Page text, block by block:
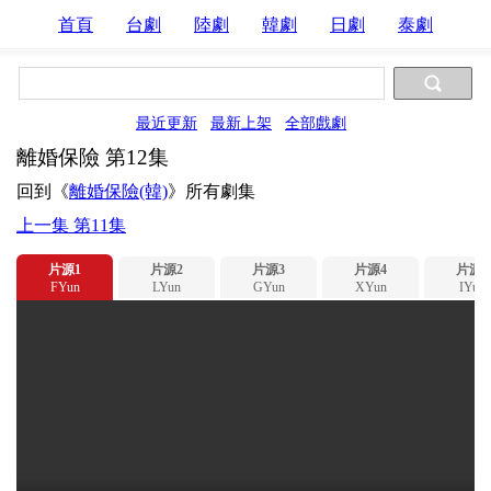
首頁 台劇 陸劇 韓劇 日劇 泰劇
最近更新 最新上架 全部戲劇
離婚保險 第12集
回到《離婚保險(韓)》所有劇集
上一集 第11集
片源1
FYun
片源2
LYun
片源3
GYun
片源4
XYun
片源5
IYun